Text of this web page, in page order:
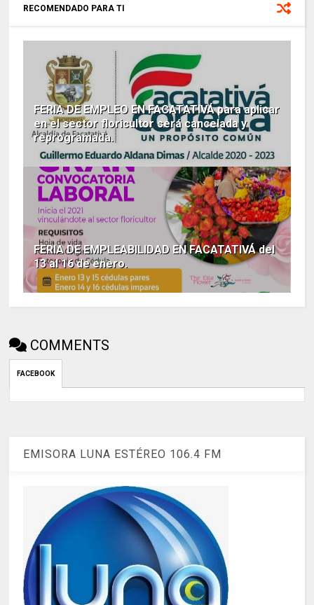
RECOMENDADO PARA TI
FERIA DE EMPLEO EN FACATATIVÁ para aplicar
en el sector floricultor será cancelada y
reprogramada.
FERIA DE EMPLEABILIDAD EN FACATATIVÁ del
13 al 16 de enero.
COMMENTS
FACEBOOK
EMISORA LUNA ESTÉREO 106.4 FM